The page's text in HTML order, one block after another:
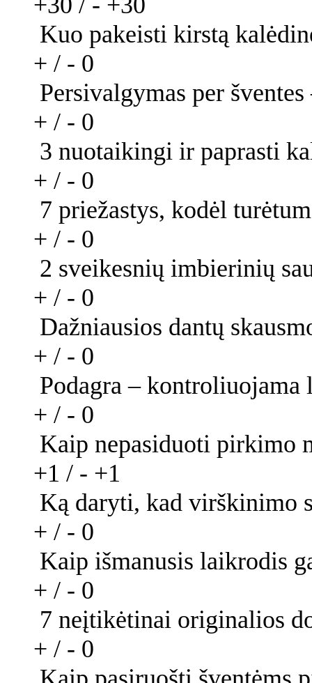
Kuo pakeisti kirstą
+ / - 0
Persivalgymas per
+ / - 0
3 nuotaikingi ir paprasti
+ / - 0
7 priežastys, kodėl
+ / - 0
2 sveikesnių imbierinių
+ / - 0
Dažniausios dantų
+ / - 0
Podagra – kontroliuojama
+ / - 0
Kaip nepasiduoti pirkimo
+1 / - +1
Ką daryti, kad virškinimo
+ / - 0
Kaip išmanusis laikrodis
+ / - 0
7 neįtikėtinai originalios
+ / - 0